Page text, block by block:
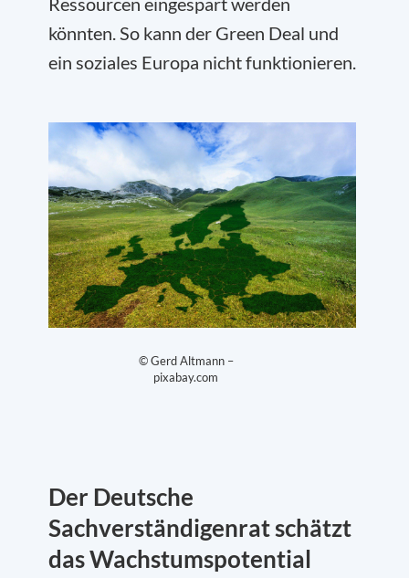
könnten. So kann der Green Deal und
ein soziales Europa nicht funktionieren.
© Gerd Altmann –
pixabay.com
Der Deutsche
Sachverständigenrat schätzt
das Wachstumspotential